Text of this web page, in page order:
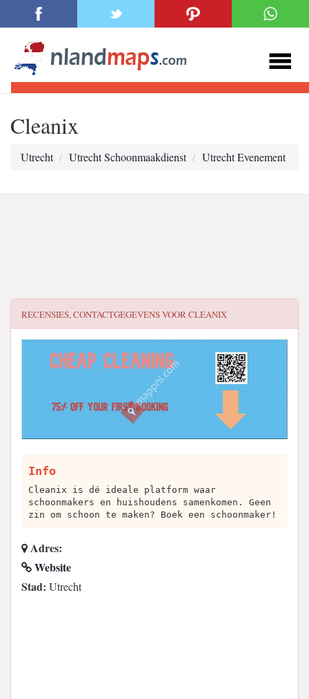
Cleanix
Utrecht Utrecht Schoonmaakdienst Utrecht Evenement
RECENSIES, CONTACTGEGEVENS VOORCLEANIX
Info
Cleanix is dé ideale platform waar
schoonmakers en huishoudens samenkomen. Geen
zin om schoon te maken? Boek een schoonmaker!
Adres:
Website
Stad: Utrecht